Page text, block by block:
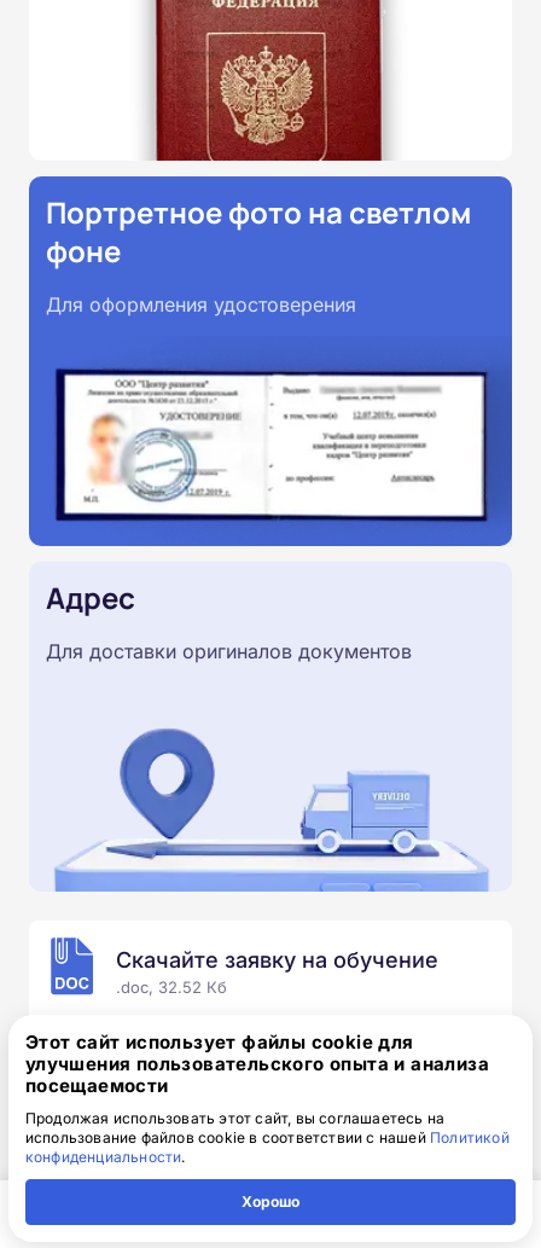
Портретное фото на светлом
фоне
Для оформления удостоверения
Адрес
Для доставки оригиналов документов
Скачайте заявку на обучение
.doc, 32.52 Кб
Скачайте шаблон, заполните и отправьте по
электронной почтеinfo@1-academy.ru
Обязательно укажите контактный номер телефон.
Наш специалист свяжется с вами и утонит все
детали.
Этот сайт использует файлы cookie для
улучшения пользовательского опыта и анализа
посещаемости
Продолжая использовать этот сайт, вы соглашаетесь на
использование файлов cookie в соответствии с нашей Политикой
конфиденциальности.
Хорошо